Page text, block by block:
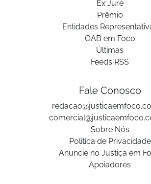
Ex Jure
Prêmio
Entidades
OAB em Foco
Últimas
Feeds RSS
Fale Conosco
Sobre Nós
Politica de Privacidade
Anuncie no Justiça em
Apoiadores